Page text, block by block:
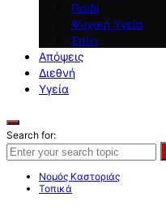
Παιδί
Ψυχική Υγεία
Σπίτι
Απόψεις
Διεθνή
Υγεία
Search for:
Νομός Καστοριάς
Τοπικά